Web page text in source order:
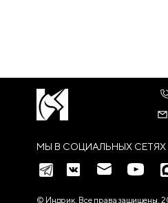
МЫ В СОЦИАЛЬНЫХ СЕТЯХ
© Индрик. Все права защищены,